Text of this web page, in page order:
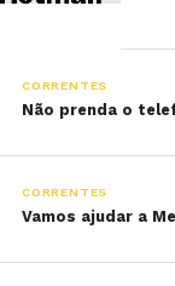
CORRENTES
Não prenda o
CORRENTES
Vamos ajudar a